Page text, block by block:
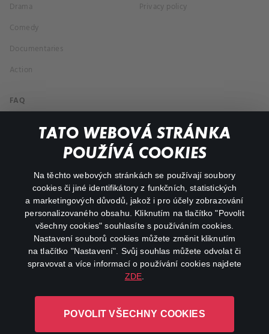
TATO WEBOVÁ STRÁNKA
POUŽÍVÁ COOKIES
Na těchto webových stránkách se používají soubory
cookies či jiné identifikátory z funkčních, statistických
a marketingových důvodů, jakož i pro účely zobrazování
personalizovaného obsahu. Kliknutím na tlačítko "Povolit
všechny cookies" souhlasíte s používáním cookies.
Nastavení souborů cookies můžete změnit kliknutím
na tlačítko "Nastavení". Svůj souhlas můžete odvolat či
spravovat a více informací o používání cookies najdete
ZDE
POVOLIT VŠECHNY COOKIES
Drama
Comedy
Documentaries
Action
Privacy policy
FAQ
My profile
facebookinstagram
youtube
L-1246 Luxembourg R.C.S.